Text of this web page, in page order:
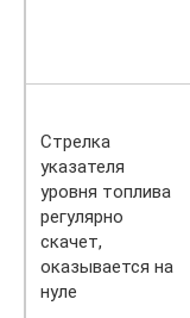
Стрелка
указателя
уровня топлива
регулярно
скачет,
оказывается на
нуле